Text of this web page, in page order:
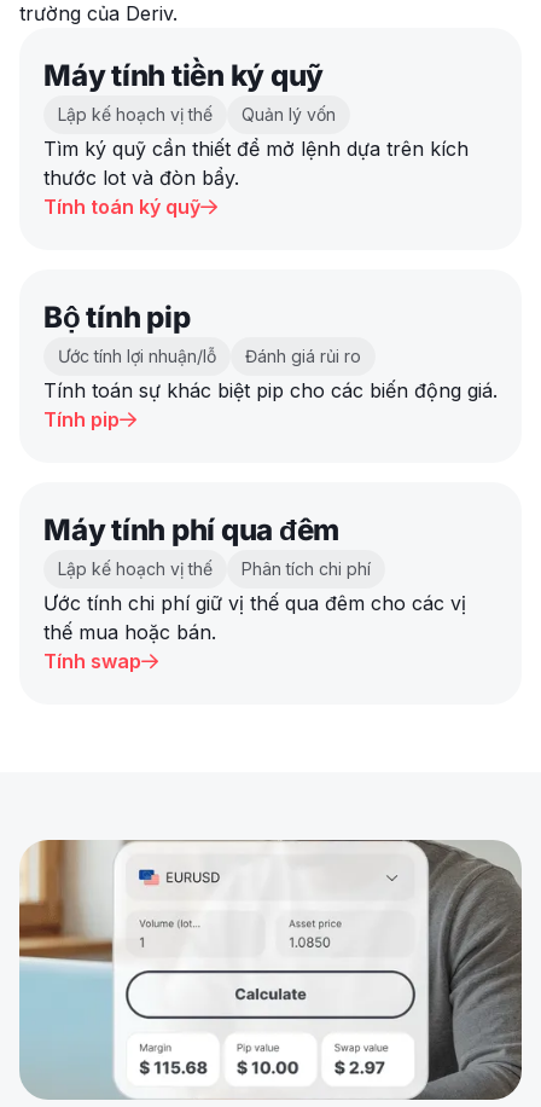
trường của Deriv.
Máy tính tiền ký quỹ
Lập kế hoạch vị thế Quản lý vốn
Tìm ký quỹ cần thiết để mở lệnh dựa trên kích
thước lot và đòn bẩy.
Tính toán ký quỹ
Bộ tính pip
Ước tính lợi nhuận/lỗ Đánh giá rủi ro
Tính toán sự khác biệt pip cho các biến động giá.
Tính pip
Máy tính phí qua đêm
Lập kế hoạch vị thế Phân tích chi phí
Ước tính chi phí giữ vị thế qua đêm cho các vị
thế mua hoặc bán.
Tính swap